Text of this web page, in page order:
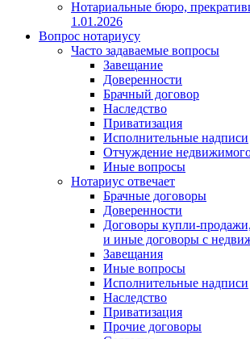
Нотариальные бюро,
1.01.2026
Вопрос нотариусу
Часто задаваемые вопросы
Завещание
Доверенности
Брачный договор
Наследство
Приватизация
Исполнительные надписи
Отчуждение
Иные вопросы
Нотариус отвечает
Брачные договоры
Доверенности
Договоры купли-
и иные договоры с
Завещания
Иные вопросы
Исполнительные надписи
Наследство
Приватизация
Прочие договоры